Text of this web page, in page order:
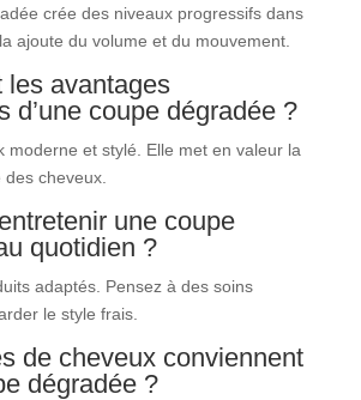
crée des niveaux progressifs dans
ajoute du volume et du mouvement.
les avantages
d’une coupe dégradée ?
moderne et stylé. Elle met en valeur la
cheveux.
une coupe
quotidien ?
adaptés. Pensez à des soins
le style frais.
de cheveux conviennent
dégradée ?